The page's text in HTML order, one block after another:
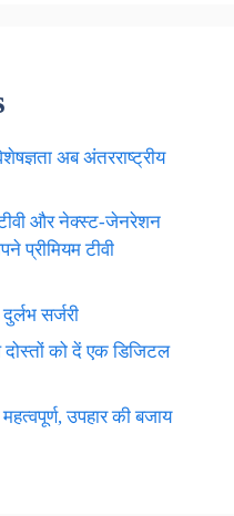
अब अंतरराष्ट्रीय
और नेक्स्ट-जेनरेशन
प्रीमियम टीवी
सर्जरी
को दें एक डिजिटल
उपहार की बजाय